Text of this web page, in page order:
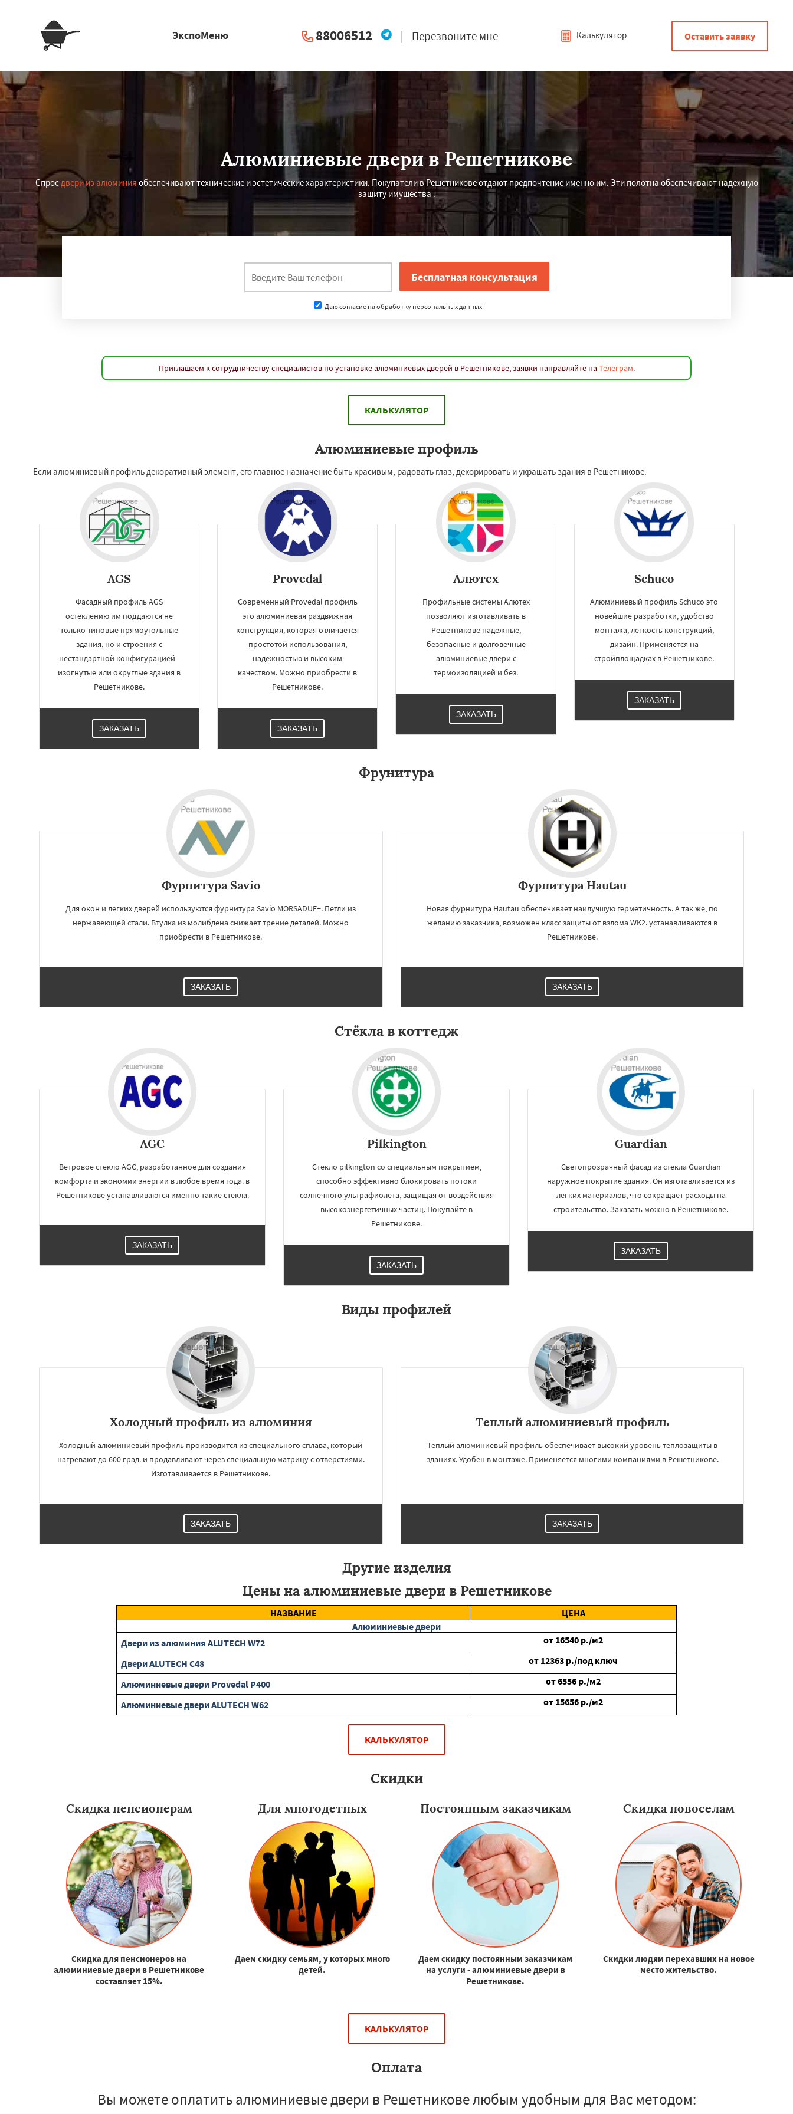
регионам
ЭкспоМеню 88006512 | Перезвоните мне Калькулятор Оставить заявку
Алюминиевые двери в Решетникове
Спросдвери из алюминия обеспечивают технические и эстетические характеристики. Покупатели в Решетникове отдают предпочтение именно им. Эти полотна обеспечивают надежную
защиту имущества .
Даю согласие на обработку персональных данных
Приглашаем к сотрудничеству специалистов по установке алюминиевых дверей в Решетникове, заявки направляйте на Телеграм.
КАЛЬКУЛЯТОР
Алюминиевые профиль
Если алюминиевый профиль декоративный элемент, его главное назначение быть красивым, радовать глаз, декорировать и украшать здания в Решетникове.
AGS
Фасадный профиль AGS
остеклению им поддаются не
только типовые прямоугольные
здания, но и строения с
нестандартной конфигурацией -
изогнутые или округлые здания в
Решетникове.
ЗАКАЗАТЬ
Provedal
Современный Provedal профиль
это алюминиевая раздвижная
конструкция, которая отличается
простотой использования,
надежностью и высоким
качеством. Можно приобрести в
Решетникове.
ЗАКАЗАТЬ
Алютех
Профильные системы Алютех
позволяют изготавливать в
Решетникове надежные,
безопасные и долговечные
алюминиевые двери с
термоизоляцией и без.
ЗАКАЗАТЬ
Schuco
Алюминиевый профиль Schuco это
новейшие разработки, удобство
монтажа, легкость конструкций,
дизайн. Применяется на
стройплощадках в Решетникове.
ЗАКАЗАТЬ
Фрунитура
Фурнитура Savio
Для окон и легких дверей используются фурнитура Savio MORSADUE+. Петли из
нержавеющей стали. Втулка из молибдена снижает трение деталей. Можно
приобрести в Решетникове.
ЗАКАЗАТЬ
Фурнитура Hautau
Новая фурнитура Hautau обеспечивает наилучшую герметичность. А так же, по
желанию заказчика, возможен класс защиты от взлома WK2. устанавливаются в
Решетникове.
ЗАКАЗАТЬ
Стёкла в коттедж
AGC
Ветровое стекло AGC, разработанное для создания
комфорта и экономии энергии в любое время года. в
Решетникове устанавливаются именно такие стекла.
ЗАКАЗАТЬ
Pilkington
Стекло pilkington со специальным покрытием,
способно эффективно блокировать потоки
солнечного ультрафиолета, защищая от воздействия
высокоэнергетичных частиц. Покупайте в
Решетникове.
ЗАКАЗАТЬ
Guardian
Светопрозрачный фасад из стекла Guardian
наружное покрытие здания. Он изготавливается из
легких материалов, что сокращает расходы на
строительство. Заказать можно в Решетникове.
ЗАКАЗАТЬ
Виды профилей
Холодный профиль из алюминия
Холодный алюминиевый профиль производится из специального сплава, который
нагревают до 600 град. и продавливают через специальную матрицу с отверстиями.
Изготавливается в Решетникове.
ЗАКАЗАТЬ
Теплый алюминиевый профиль
Теплый алюминиевый профиль обеспечивает высокий уровень теплозащиты в
зданиях. Удобен в монтаже. Применяется многими компаниями в Решетникове.
ЗАКАЗАТЬ
Другие изделия
Цены на алюминиевые двери в Решетникове
НАЗВАНИЕ
ЦЕНА
Алюминиевые двери
Двери из алюминия ALUTECH W72
от 16540 р./м2
Двери ALUTECH С48
от 12363 р./под ключ
Алюминиевые двери Provedal P400
от6556 р./м2
Алюминиевые двери ALUTECH W62
от 15656 р./м2
КАЛЬКУЛЯТОР
Скидки
Скидка пенсионерам
Скидка для пенсионеров на
алюминиевые двери в Решетникове
составляет 15%.
Для многодетных
Даем скидку семьям, у которых много
детей.
Постоянным заказчикам
Даем скидку постоянным заказчикам
на услуги - алюминиевые двери в
Решетникове.
Скидка новоселам
Скидки людям перехавших на новое
место жительство.
КАЛЬКУЛЯТОР
Оплата
Вы можете оплатить алюминиевые двери в Решетникове любым удобным для Вас методом:
Даю согласие на обработку персональных данных